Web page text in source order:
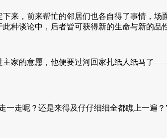
，前来帮忙的邻居们也各自得了事情，场
此种谈论中，后者皆可获得新的生命与新的
的意愿，他便要过河回家扎纸人纸马了
呢？还是来得及仔仔细细全都瞧上一遍？